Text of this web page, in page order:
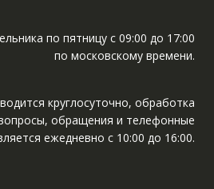
по пятницу с 09:00 до 17:00
по московскому времени.
круглосуточно, обработка
обращения и телефонные
ежедневно с 10:00 до 16:00.